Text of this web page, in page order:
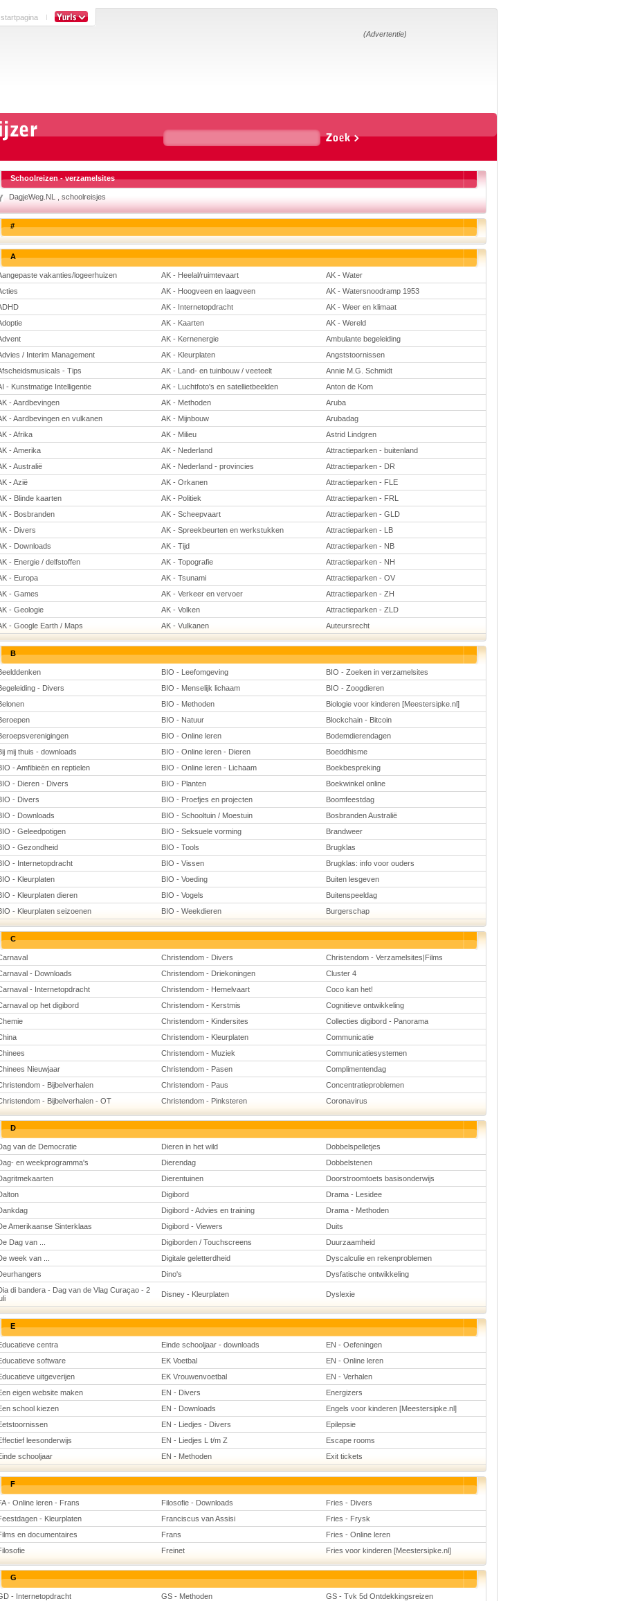
(Advertentie)
Schoolreizen - verzamelsites
DagjeWeg.NL , schoolreisjes
#
A
vakanties/logeerhuizen AK - Heelal/ruimtevaart
AK - Water
AK - Hoogveen en laagveen
AK - Watersnoodramp 1953
AK - Internetopdracht
AK - Weer en klimaat
AK - Kaarten
AK - Wereld
AK - Kernenergie
Ambulante begeleiding
/ Interim Management
AK - Kleurplaten
Angststoornissen
- Tips
AK - Land- en tuinbouw / veeteelt
Annie M.G. Schmidt
- Kunstmatige Intelligentie
AK - Luchtfoto's en satellietbeelden
Anton de Kom
- Aardbevingen
AK - Methoden
Aruba
- Aardbevingen en vulkanen
AK - Mijnbouw
Arubadag
- Afrika
AK - Milieu
Astrid Lindgren
- Amerika
AK - Nederland
Attractieparken - buitenland
- Australië
AK - Nederland - provincies
Attractieparken - DR
- Azië
AK - Orkanen
Attractieparken - FLE
- Blinde kaarten
AK - Politiek
Attractieparken - FRL
- Bosbranden
AK - Scheepvaart
Attractieparken - GLD
- Divers
AK - Spreekbeurten en werkstukken
Attractieparken - LB
- Downloads
AK - Tijd
Attractieparken - NB
- Energie / delfstoffen
AK - Topografie
Attractieparken - NH
- Europa
AK - Tsunami
Attractieparken - OV
- Games
AK - Verkeer en vervoer
Attractieparken - ZH
- Geologie
AK - Volken
Attractieparken - ZLD
- Google Earth / Maps
AK - Vulkanen Auteursrecht
B
BIO - Leefomgeving
BIO - Zoeken in verzamelsites
- Divers
BIO - Menselijk lichaam
BIO - Zoogdieren
BIO - Methoden
Biologie voor kinderen [Meestersipke.nl]
BIO - Natuur
Blockchain - Bitcoin
BIO - Online leren
Bodemdierendagen
mij thuis - downloads
BIO - Online leren - Dieren
Boeddhisme
- Amfibieën en reptielen
BIO - Online leren - Lichaam
Boekbespreking
- Dieren - Divers
BIO - Planten
Boekwinkel online
- Divers
BIO - Proefjes en projecten
Boomfeestdag
- Downloads
BIO - Schooltuin / Moestuin
Bosbranden Australië
- Geleedpotigen
BIO - Seksuele vorming
Brandweer
- Gezondheid
BIO - Tools
Brugklas
- Internetopdracht
BIO - Vissen
Brugklas: info voor ouders
- Kleurplaten
BIO - Voeding
Buiten lesgeven
- Kleurplaten dieren
BIO - Vogels
Buitenspeeldag
- Kleurplaten seizoenen
BIO - Weekdieren Burgerschap
C
Christendom - Divers
Christendom - Verzamelsites|Films
- Downloads
Christendom - Driekoningen
Cluster 4
- Internetopdracht
Christendom - Hemelvaart
Coco kan het!
op het digibord
Christendom - Kerstmis
Cognitieve ontwikkeling
Christendom - Kindersites
Collecties digibord - Panorama
Christendom - Kleurplaten
Communicatie
Christendom - Muziek
Communicatiesystemen
Nieuwjaar
Christendom - Pasen
Complimentendag
- Bijbelverhalen
Christendom - Paus
Concentratieproblemen
- Bijbelverhalen - OT
Christendom - Pinksteren Coronavirus
D
van de Democratie Dieren in het wild
Dobbelspelletjes
en weekprogramma's
Dierendag
Dobbelstenen
Dierentuinen
Doorstroomtoets basisonderwijs
Digibord
Drama - Lesidee
Digibord - Advies en training
Drama - Methoden
Amerikaanse Sinterklaas
Digibord - Viewers
Duits
Dag van ...
Digiborden / Touchscreens
Duurzaamheid
week van ...
Digitale geletterdheid
Dyscalculie en rekenproblemen
Dino's
Dysfatische ontwikkeling
di bandera - Dag van de Vlag Curaçao - 2
Disney - Kleurplaten Dyslexie
E
centra Einde schooljaar - downloads
EN - Oefeningen
software
EK Voetbal
EN - Online leren
uitgeverijen
EK Vrouwenvoetbal
EN - Verhalen
eigen website maken
EN - Divers
Energizers
school kiezen
EN - Downloads
Engels voor kinderen [Meestersipke.nl]
EN - Liedjes - Divers
Epilepsie
leesonderwijs
EN - Liedjes L t/m Z
Escape rooms
schooljaar
EN - Methoden Exit tickets
F
- Online leren - Frans Filosofie - Downloads
Fries - Divers
- Kleurplaten
Franciscus van Assisi
Fries - Frysk
en documentaires
Frans
Fries - Online leren
Freinet Fries voor kinderen [Meestersipke.nl]
G
- Internetopdracht GS - Methoden
GS - Tvk 5d Ontdekkingsreizen